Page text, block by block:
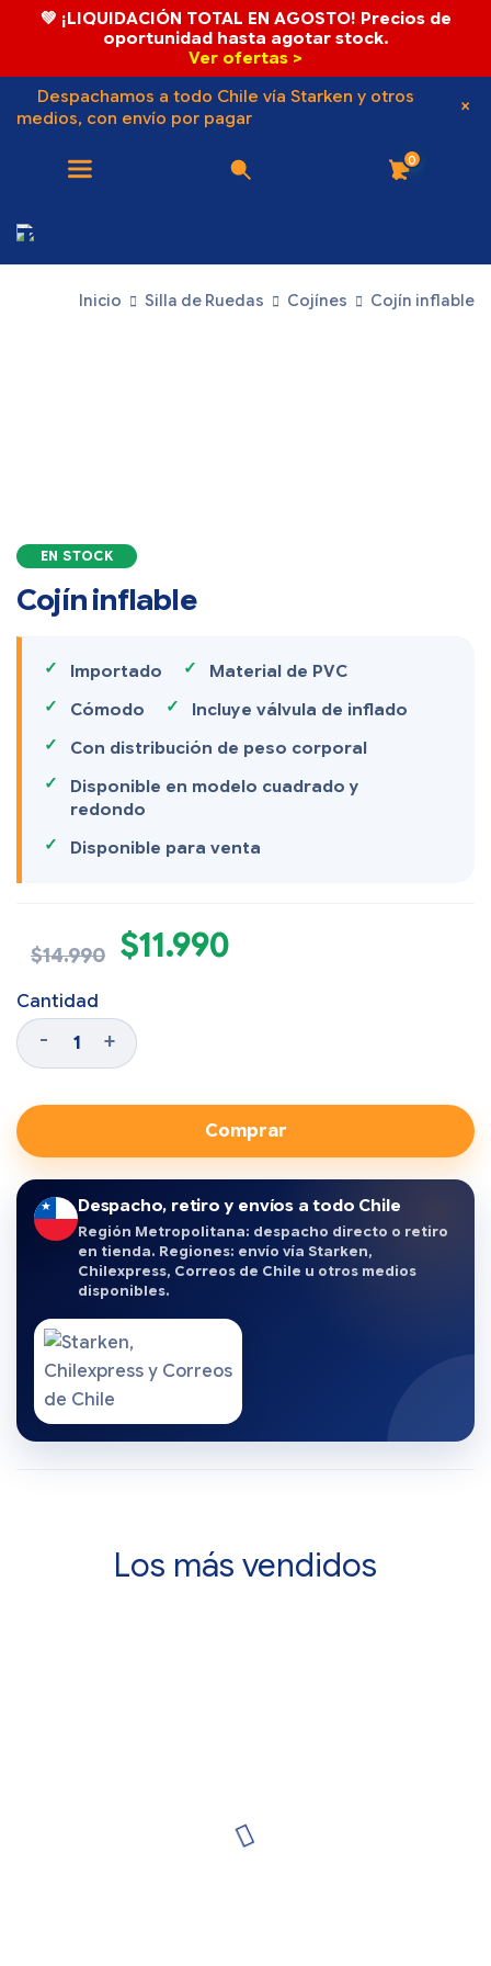
💚 ¡LIQUIDACIÓN TOTAL EN AGOSTO! Precios de
oportunidad hasta agotar stock.
Ver ofertas >
Despachamos a todo Chile vía Starken y otros
medios, con envío por pagar
0
Inicio Silla de Ruedas Cojínes Cojín inflable
EN STOCK
Cojín inflable
Importado
Material de PVC
Cómodo
Incluye válvula de inflado
Con distribución de peso corporal
Disponible en modelo cuadrado y
redondo
Disponible para venta
$14.990 $11.990
Cantidad
Comprar
Despacho, retiro y envíos a todo Chile
Región Metropolitana: despacho directo o retiro
en tienda. Regiones: envío vía Starken,
Chilexpress, Correos de Chile u otros medios
disponibles.
Los más vendidos